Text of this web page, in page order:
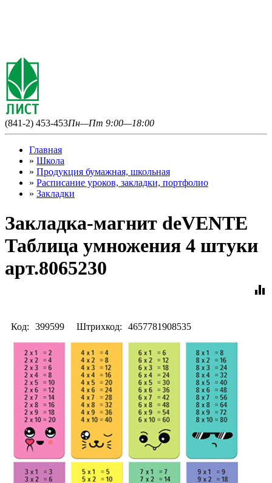
(841-2) 453-453Пн—Пт 9:00—18:00
Главная
» Школа
» Продукция бумажная, школьная
» Расписание уроков, закладки, портфолио
» Закладки
Закладка-магнит deVENTE
Таблица умножения 4 штуки
арт.8065230
equalizer
Код: 399599 Штрихкод: 4657781908535